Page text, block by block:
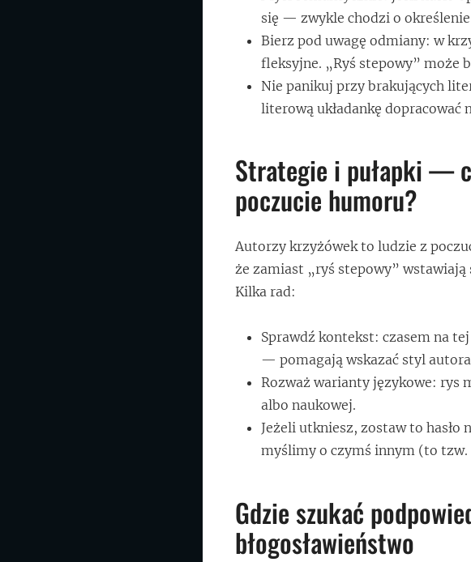
się — zwykle chodzi o
Bierz pod uwagę odmiany: w
fleksyjne. „Ryś stepowy” może
Nie panikuj przy brakujących
literową układankę dopracować
Strategie i pułapki —
poczucie humoru?
Autorzy krzyżówek to ludzie z
że zamiast „ryś stepowy”
Kilka rad:
Sprawdź kontekst: czasem na
— pomagają wskazać styl
Rozważ warianty językowe: rys
albo naukowej.
Jeżeli utkniesz, zostaw to
myślimy o czymś innym (to tzw.
Gdzie szukać
błogosławieństwo